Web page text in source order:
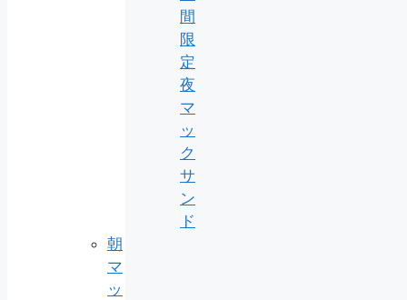
間
限
定
夜
マ
ッ
ク
サ
ン
ド
朝
マ
ッ